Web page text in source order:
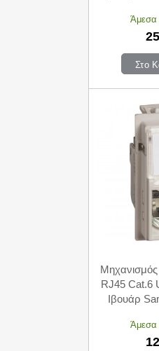
Άμεσα
Στο
Μηχανισμός
RJ45 Cat.6
Ιβουάρ
Άμεσα